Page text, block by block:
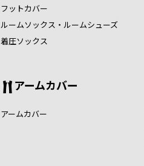
フットカバー
ルームソックス・ルームシューズ
着圧ソックス
アームカバー
アームカバー